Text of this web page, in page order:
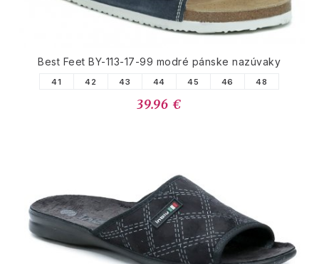
Best Feet BY-113-17-99 modré pánske nazúvaky
41 42 43 44 45 46 48
39.96 €